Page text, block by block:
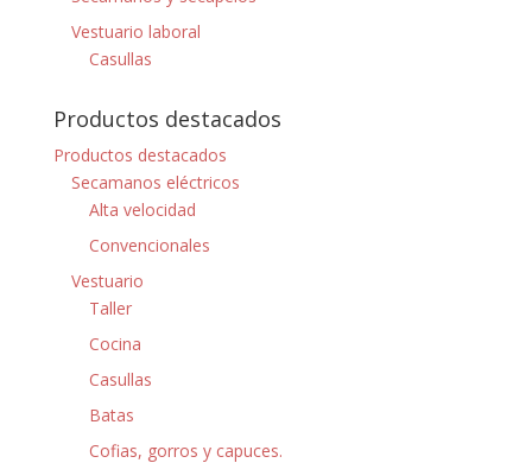
Vestuario laboral
Casullas
Productos destacados
Productos destacados
Secamanos eléctricos
Alta velocidad
Convencionales
Vestuario
Taller
Cocina
Casullas
Batas
Cofias, gorros y capuces.